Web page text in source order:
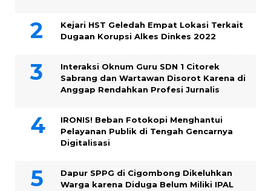
Kejari HST Geledah Empat Lokasi Terkait
Dugaan Korupsi Alkes Dinkes 2022
Interaksi Oknum Guru SDN 1 Citorek
Sabrang dan Wartawan Disorot Karena di
Anggap Rendahkan Profesi Jurnalis
IRONIS! Beban Fotokopi Menghantui
Pelayanan Publik di Tengah Gencarnya
Digitalisasi
Dapur SPPG di Cigombong Dikeluhkan
Warga karena Diduga Belum Miliki IPAL